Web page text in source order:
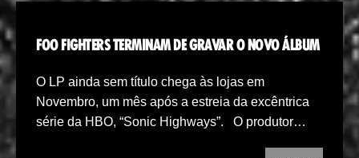
FOO FIGHTERS TERMINAM DE GRAVAR O NOVO ÁLBUM
O LP ainda sem título chega às lojas em
Novembro, um mês após a estreia da excêntrica
série da HBO, “Sonic Highways”. O produtor…